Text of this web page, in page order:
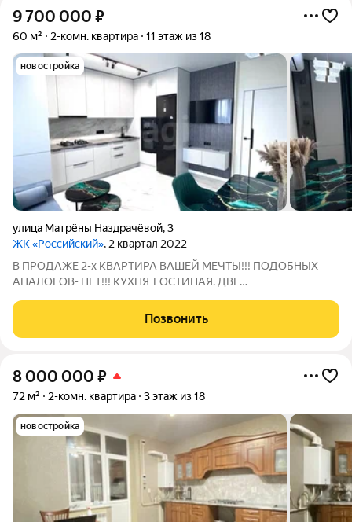
9 700 000 ₽
60 м² 2-комн. квартира 11 этаж из 18
новостройка
улица Матрёны Наздрачёвой,3
ЖК «Российский», 2 квартал 2022
В ПРОДАЖЕ 2-х КВАРТИРА ВАШЕЙ МЕЧТЫ!!! ПОДОБНЫХ
АНАЛОГОВ- НЕТ!!! КУXНЯ-ГОCTИНАЯ. ДВЕ
произведен дизайнерский ремонт из современных,
дорогостоящих материалов. Кухня: качественный гарнитур с
Позвонить
8 000 000 ₽
72 м² 2-комн. квартира 3 этаж из 18
новостройка